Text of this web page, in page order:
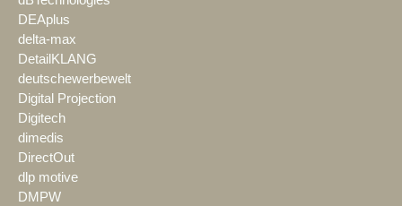
DEAplus
delta-max
DetailKLANG
deutschewerbewelt
Digital Projection
Digitech
dimedis
DirectOut
dlp motive
DMPW